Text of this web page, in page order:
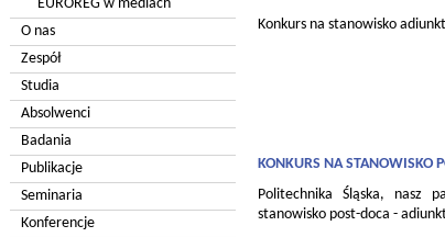
EUROREG w mediach
O nas
Zespół
Studia
Absolwenci
Badania
Publikacje
Seminaria
Konferencje
Konkurs na stanowisko
KONKURS NA STANOWISKO
Politechnika Śląska, nasz
stanowisko post-doca -